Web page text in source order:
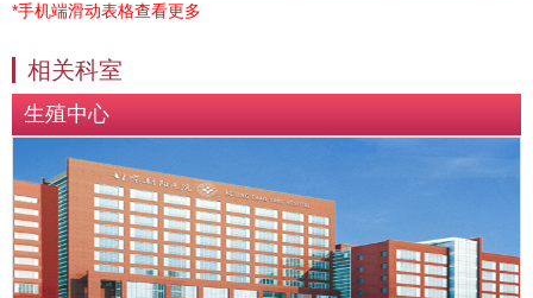
*手机端滑动表格查看更多
相关科室
生殖中心